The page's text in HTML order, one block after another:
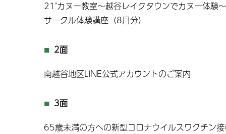
21’カヌー教室〜越谷レイクタウンでカヌー体験〜
サークル体験講座（8月分）
2面
南越谷地区LINE公式アカウントのご案内
3面
65歳未満の方への新型コロナウイルスワクチン